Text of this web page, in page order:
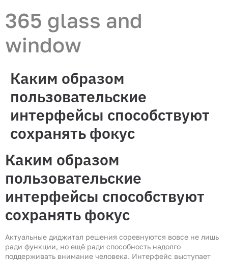
365 glass and
window
Каким образом
пользовательские
интерфейсы способствуют
сохранять фокус
Каким образом
пользовательские
интерфейсы способствуют
сохранять фокус
Актуальные диджитал решения соревнуются вовсе не лишь
ради функции, но ещё ради способность надолго
поддерживать внимание человека. Интерфейс выступает